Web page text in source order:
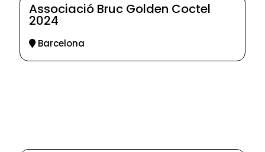
Associació Bruc Golden Coctel
2024
Barcelona